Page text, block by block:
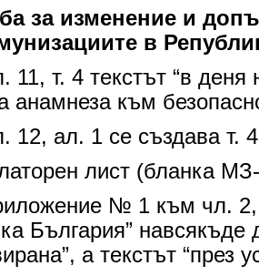
за изменение и
в
11, т. 4 текстът “в
анамнеза към
12, ал. 1 се създава т.
лист (бланка
№ 1 към чл. 2,
България” навсякъде
а текстът “през